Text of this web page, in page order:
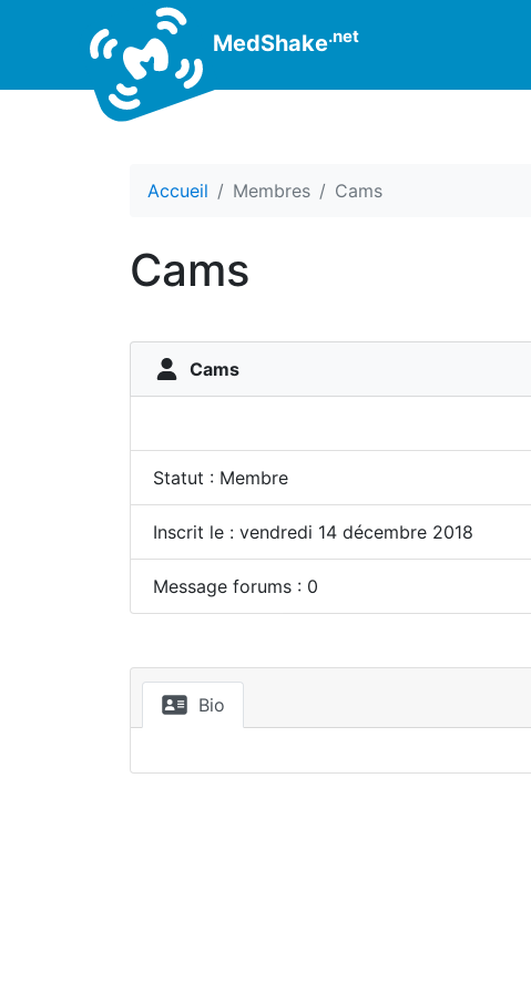
MedShake.net
Accueil Membres Cams
Cams
Cams
Statut : Membre
Inscrit le : vendredi 14 décembre 2018
Message forums : 0
Bio